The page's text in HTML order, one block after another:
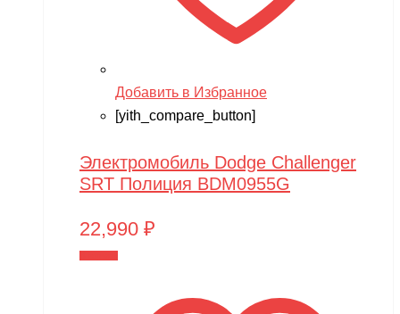
Добавить в Избранное
[yith_compare_button]
Электромобиль Dodge Challenger
SRT Полиция BDM0955G
22,990 ₽